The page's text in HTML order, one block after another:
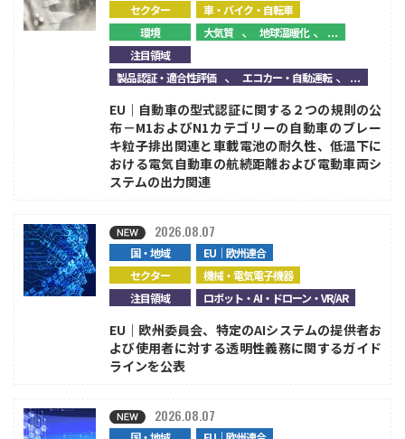
セクター
車・バイク・自転車
環境
大気質 、地球温暖化、...
注目領域
製品認証・適合性評価 、エコカー・自動運転、...
EU｜自動車の型式認証に関する２つの規則の公
布－M1およびN1カテゴリーの自動車のブレー
キ粒子排出関連と車載電池の耐久性、低温下に
おける電気自動車の航続距離および電動車両シ
ステムの出力関連
国・地域
EU｜欧州連合
セクター
機械・電気電子機器
注目領域
ロボット・AI・ドローン・VR/AR
2026.08.07
EU｜欧州委員会、特定のAIシステムの提供者お
よび使用者に対する透明性義務に関するガイド
ラインを公表
2026.08.07